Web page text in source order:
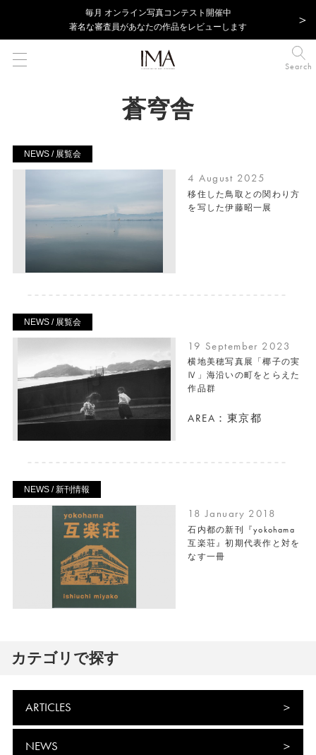
毎⽉ オンライン写真コンテスト開催中
著名な審査員があなたの作品をレビューします
Search
蒼穹舎
NEWS / 展覧会
4 August 2025
移住した鳥取との関わり方
を写した伊藤昭一展
NEWS / 展覧会
19 September 2023
横地美穂写真展「椰子の実
Ⅳ」海沿いの町をとらえた
作品群
AREA：東京都
NEWS / 新刊情報
18 January 2018
石内都の新刊『yokohama
互楽荘』初期代表作と対を
なす一冊
カテゴリで探す
ARTICLES
NEWS